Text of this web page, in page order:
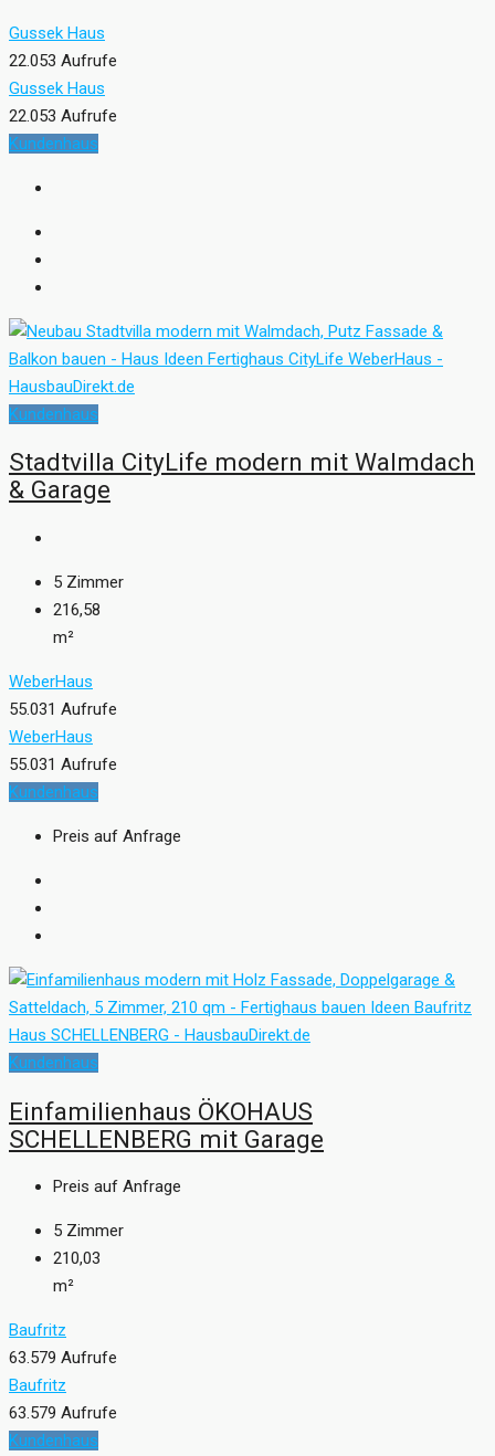
Gussek Haus
22.053 Aufrufe
Gussek Haus
22.053 Aufrufe
Kundenhaus
Kundenhaus
Stadtvilla CityLife modern mit Walmdach
& Garage
5 Zimmer
216,58
m²
WeberHaus
55.031 Aufrufe
WeberHaus
55.031 Aufrufe
Kundenhaus
Preis auf Anfrage
Kundenhaus
Einfamilienhaus ÖKOHAUS
SCHELLENBERG mit Garage
Preis auf Anfrage
5 Zimmer
210,03
m²
Baufritz
63.579 Aufrufe
Baufritz
63.579 Aufrufe
Kundenhaus